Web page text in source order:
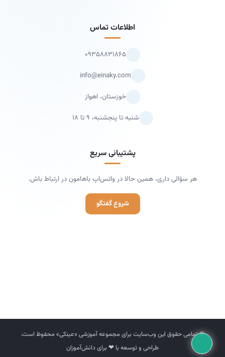
اطلاعات تماس
۰۹۳۵۸۸۳۱۸۶۵
info@einaky.com
خوزستان، اهواز
شنبه تا پنجشنبه، ۹ تا ۱۸
پشتیبانی سریع
هر سؤالی داری، همین حالا در واتس‌اپ باهامون در ارتباط باش.
شروع گفتگو
© تمامی حقوق این وب‌سایت برای مجموعه آموزشی «عینکی» محفوظ است.
طراحی و توسعه با ❤ برای دانش‌آموزان